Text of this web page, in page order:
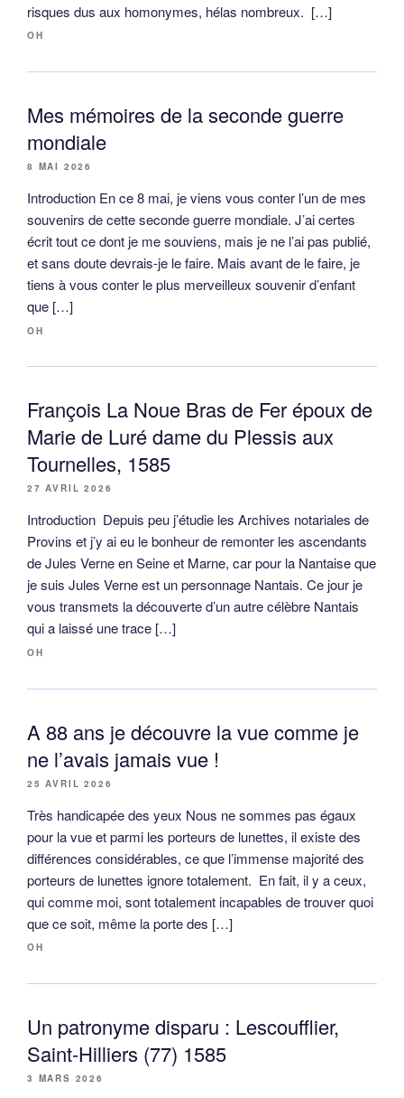
risques dus aux homonymes, hélas nombreux. […]
OH
Mes mémoires de la seconde guerre
mondiale
8 MAI 2026
Introduction En ce 8 mai, je viens vous conter l’un de mes
souvenirs de cette seconde guerre mondiale. J’ai certes
écrit tout ce dont je me souviens, mais je ne l’ai pas publié,
et sans doute devrais-je le faire. Mais avant de le faire, je
tiens à vous conter le plus merveilleux souvenir d’enfant
que […]
OH
François La Noue Bras de Fer époux de
Marie de Luré dame du Plessis aux
Tournelles, 1585
27 AVRIL 2026
Introduction Depuis peu j’étudie les Archives notariales de
Provins et j’y ai eu le bonheur de remonter les ascendants
de Jules Verne en Seine et Marne, car pour la Nantaise que
je suis Jules Verne est un personnage Nantais. Ce jour je
vous transmets la découverte d’un autre célèbre Nantais
qui a laissé une trace […]
OH
A 88 ans je découvre la vue comme je
ne l’avais jamais vue !
25 AVRIL 2026
Très handicapée des yeux Nous ne sommes pas égaux
pour la vue et parmi les porteurs de lunettes, il existe des
différences considérables, ce que l’immense majorité des
porteurs de lunettes ignore totalement. En fait, il y a ceux,
qui comme moi, sont totalement incapables de trouver quoi
que ce soit, même la porte des […]
OH
Un patronyme disparu : Lescoufflier,
Saint-Hilliers (77) 1585
3 MARS 2026